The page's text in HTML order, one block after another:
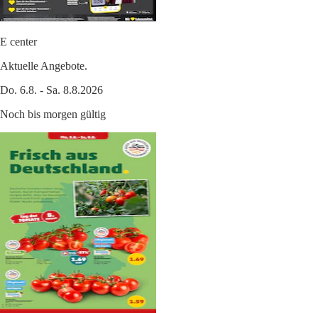
E center
Aktuelle Angebote.
Do. 6.8. - Sa. 8.8.2026
Noch bis morgen gültig